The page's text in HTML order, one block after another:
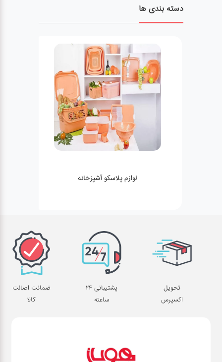
دسته بندی ها
لوازم پلاسکو آشپزخانه
تحویل
اکسپرس
پشتیبانی 24
ساعته
ضمانت اصالت
کالا